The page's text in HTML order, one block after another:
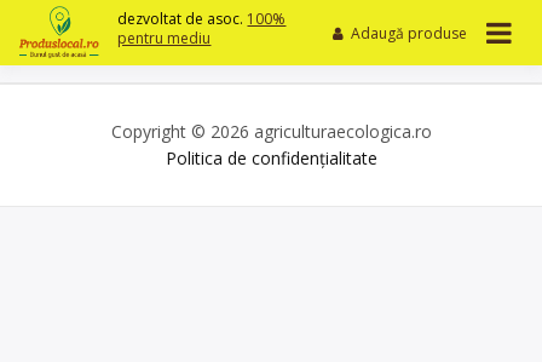
content
dezvoltat de asoc. 100%
pentru mediu
Adaugă produse
Copyright © 2026 agriculturaecologica.ro
Politica de confidențialitate